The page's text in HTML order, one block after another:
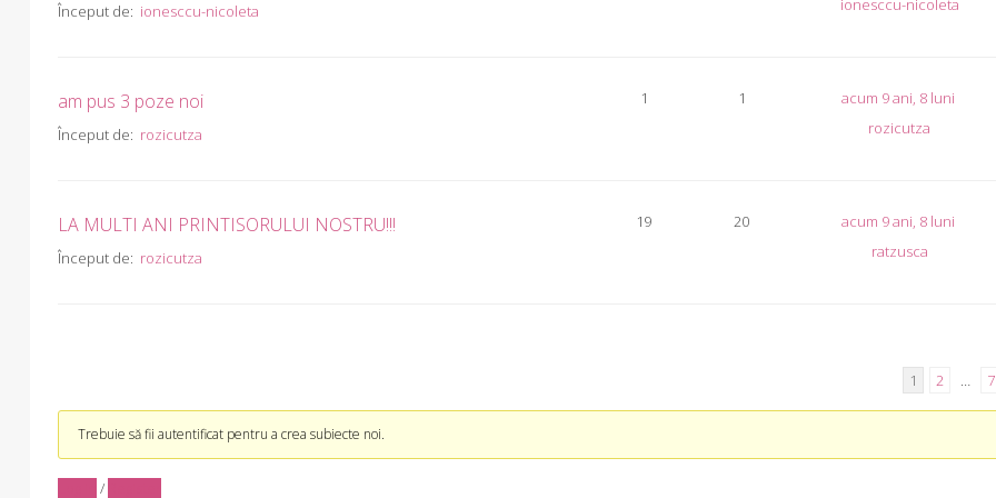
Început de: ionesccu-nicoleta ionesccu-nicoleta
am pus 3 poze noi
Început de: rozicutza
1 1
acum 9 ani, 8 luni
rozicutza
LA MULTI ANI PRINTISORULUI NOSTRU!!!
Început de: rozicutza
19 20
acum 9 ani, 8 luni
ratzusca
1 2 … 7
Trebuie să fii autentificat pentru a crea subiecte noi.
/